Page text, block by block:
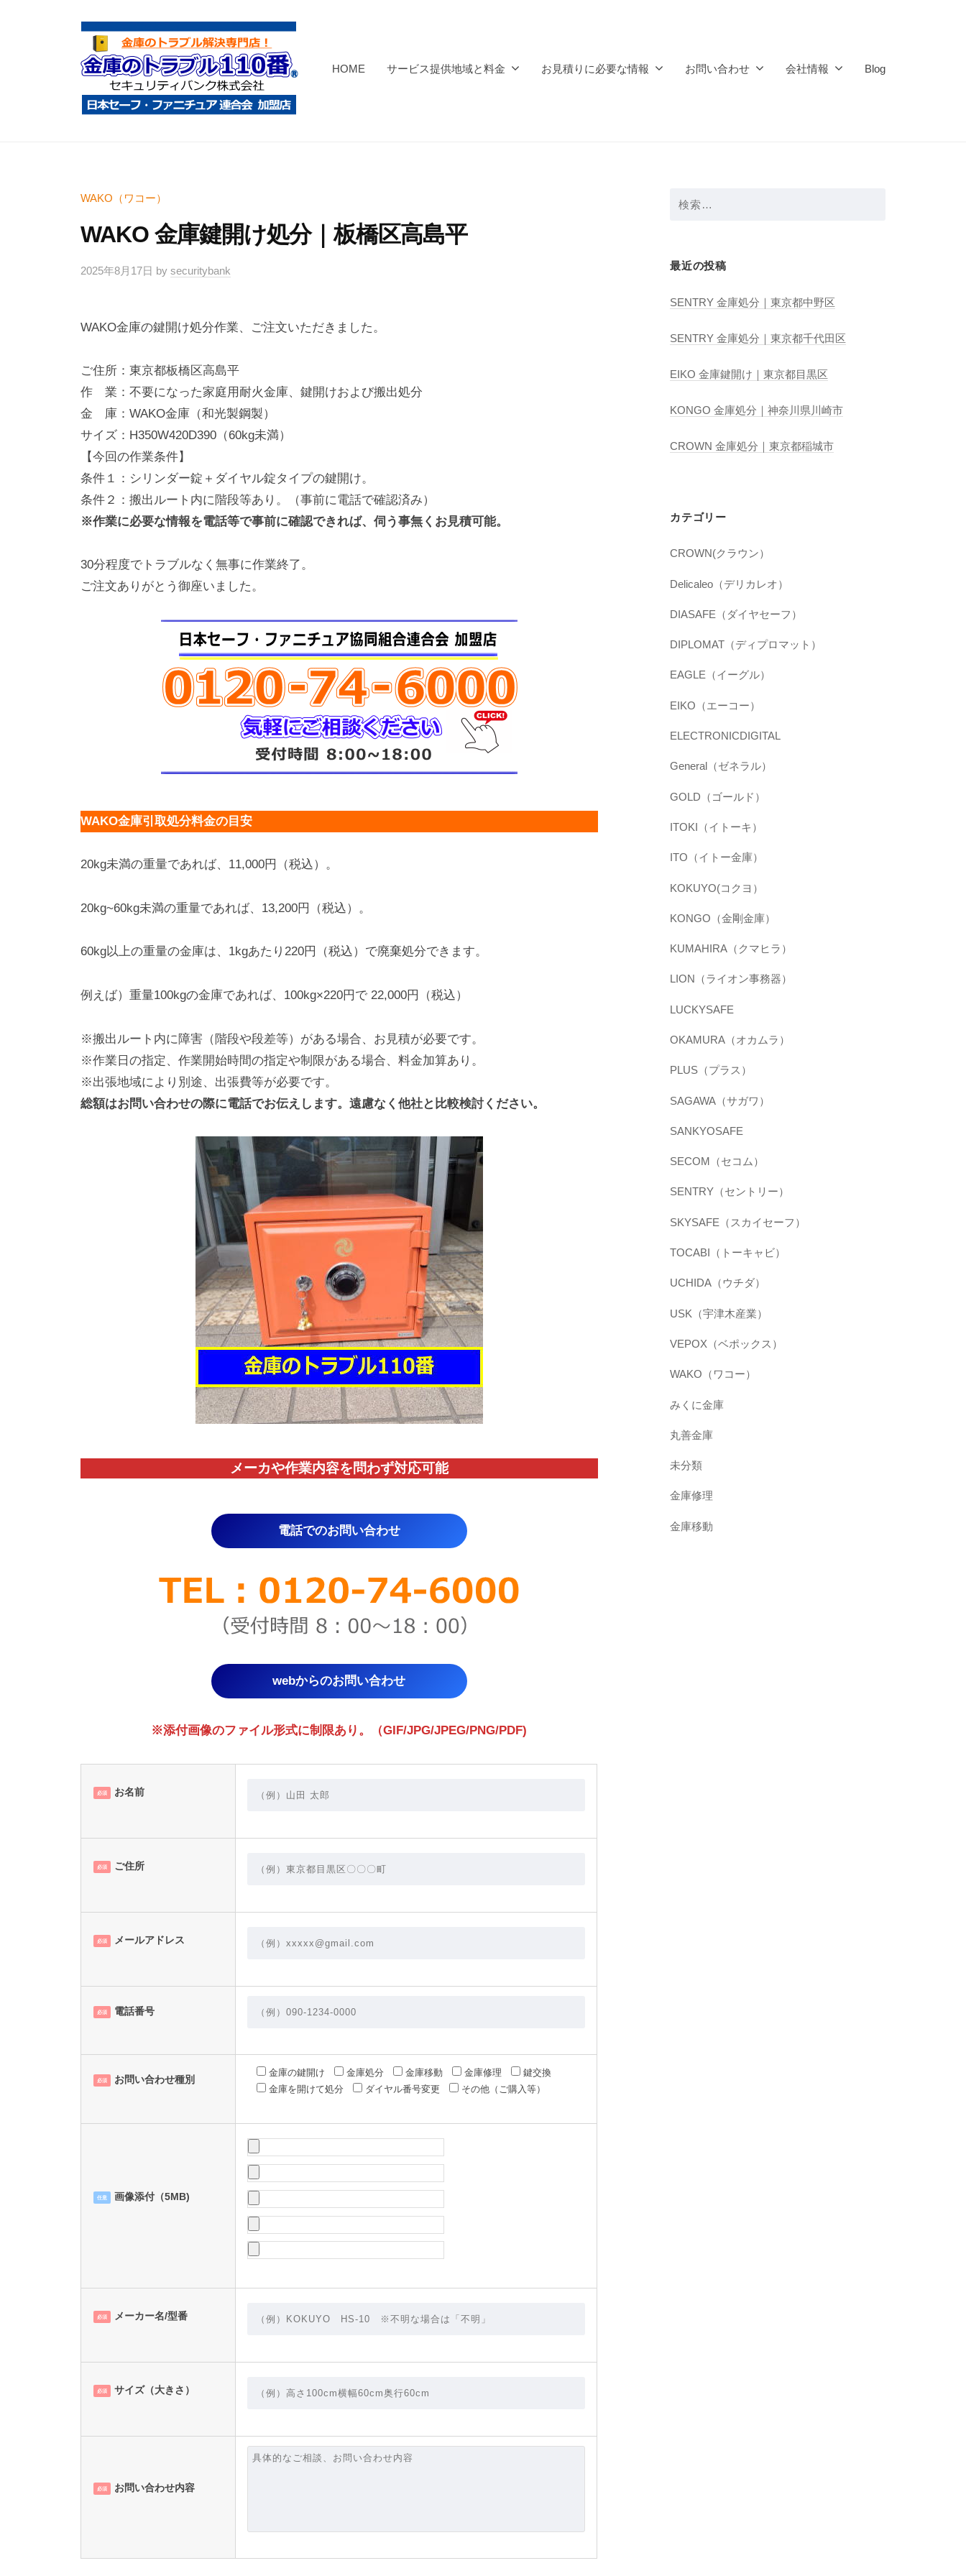
ト
ラ
ブ
ル
1
番
・
分
修
理
等
の
専
門
店
HOME サービス提供地域と料金 お見積りに必要な情報 お問い合わせ 会社情報 Blog
WAKO（ワコー）
WAKO 金庫鍵開け処分｜板橋区高島平
2025年8月17日 by securitybank
WAKO金庫の鍵開け処分作業、ご注文いただきました。
ご住所：東京都板橋区高島平
作 業：不要になった家庭用耐火金庫、鍵開けおよび搬出処分
金 庫：WAKO金庫（和光製鋼製）
サイズ：H350W420D390（60kg未満）
【今回の作業条件】
条件１：シリンダー錠＋ダイヤル錠タイプの鍵開け。
条件２：搬出ルート内に階段等あり。（事前に電話で確認済み）
※作業に必要な情報を電話等で事前に確認できれば、伺う事無くお見積可能。
30分程度でトラブルなく無事に作業終了。
ご注文ありがとう御座いました。
WAKO金庫引取処分料金の目安
20kg未満の重量であれば、11,000円（税込）。
20kg~60kg未満の重量であれば、13,200円（税込）。
60kg以上の重量の金庫は、1kgあたり220円（税込）で廃棄処分できます。
例えば）重量100kgの金庫であれば、100kg×220円で 22,000円（税込）
※搬出ルート内に障害（階段や段差等）がある場合、お見積が必要です。
※作業日の指定、作業開始時間の指定や制限がある場合、料金加算あり。
※出張地域により別途、出張費等が必要です。
総額はお問い合わせの際に電話でお伝えします。遠慮なく他社と比較検討ください。
メーカや作業内容を問わず対応可能
電話でのお問い合わせ
webからのお問い合わせ
※添付画像のファイル形式に制限あり。（GIF/JPG/JPEG/PNG/PDF)
必須 お名前
必須 ご住所
必須 メールアドレス
必須 電話番号
必須 お問い合わせ種別
金庫の鍵開け 金庫処分 金庫移動 金庫修理
鍵交換
金庫を開けて処分
ダイヤル番号変更 その他（ご購入等）
任意 画像添付（5MB)
必須 メーカー名/型番
必須 サイズ（大きさ）
必須 お問い合わせ内容
検
最近の投稿
SENTRY 金庫処分｜東京都中野区
SENTRY 金庫処分｜東京都千代田区
EIKO 金庫鍵開け｜東京都目黒区
KONGO 金庫処分｜神奈川県川崎市
CROWN 金庫処分｜東京都稲城市
カテゴリー
CROWN(クラウン）
Delicaleo（デリカレオ）
DIASAFE（ダイヤセーフ）
DIPLOMAT（ディプロマット）
EAGLE（イーグル）
EIKO（エーコー）
ELECTRONICDIGITAL
General（ゼネラル）
GOLD（ゴールド）
ITOKI（イトーキ）
ITO（イトー金庫）
KOKUYO(コクヨ）
KONGO（金剛金庫）
KUMAHIRA（クマヒラ）
LION（ライオン事務器）
LUCKYSAFE
OKAMURA（オカムラ）
PLUS（プラス）
SAGAWA（サガワ）
SANKYOSAFE
SECOM（セコム）
SENTRY（セントリー）
SKYSAFE（スカイセーフ）
TOCABI（トーキャビ）
UCHIDA（ウチダ）
USK（宇津木産業）
VEPOX（ベポックス）
WAKO（ワコー）
みくに金庫
丸善金庫
未分類
金庫修理
金庫移動
庫
の
ト
ラ
ブ
ル
番